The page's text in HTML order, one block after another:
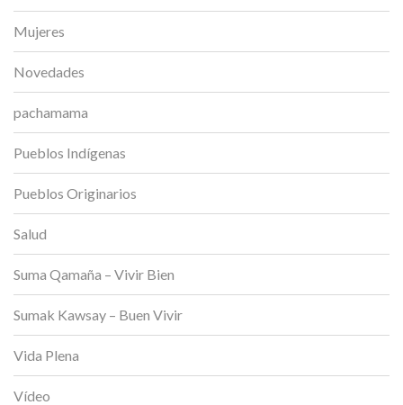
Mujeres
Novedades
pachamama
Pueblos Indígenas
Pueblos Originarios
Salud
Suma Qamaña – Vivir Bien
Sumak Kawsay – Buen Vivir
Vida Plena
Vídeo